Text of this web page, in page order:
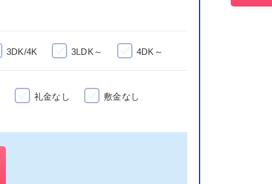
3DK/4K 3LDK～ 4DK～
礼金なし 敷金なし